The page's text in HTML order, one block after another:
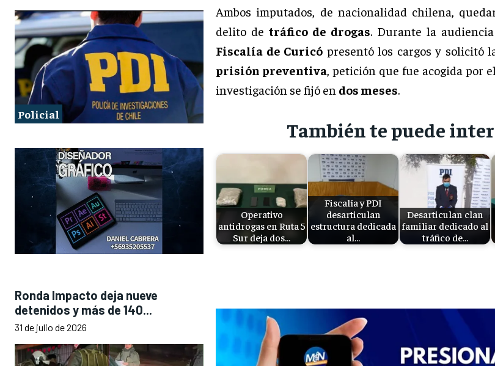
Policial
Ronda Impacto deja nueve
detenidos y más de 140...
31 de julio de 2026
Ambos imputados, de nacionalidad chilena,
delito de tráfico de drogas. Durante la
Fiscalía de Curicó presentó los cargos y solicitó
prisión preventiva , petición que fue acogida por
investigación se fijó en dos meses.
También te puede
Operativo
antidrogas en Ruta 5
Sur deja dos…
Fiscalía y PDI
desarticulan
estructura dedicada
al…
Desarticulan clan
familiar dedicado al
tráfico de…